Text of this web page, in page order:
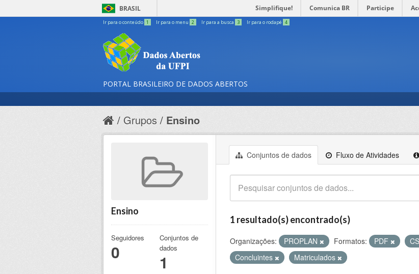
BRASIL Simplifique! Comunica BR Participe
Ir para o conteúdo 1 Ir para o menu 2 Ir para a busca 3 Ir para o rodapé 4
PORTAL BRASILEIRO DE DADOS ABERTOS
Grupos Ensino
Conjuntos de dados Fluxo de Atividades
1 resultado(s) encontrado(s)
Organizações: PROPLAN Formatos: PDF
Concluintes
Matriculados
Ensino
Seguidores
0
Conjuntos de
dados
1